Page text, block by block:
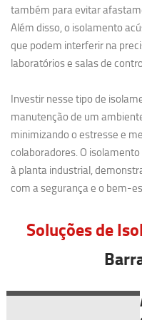
também para evitar
Além disso, o isolamento
que podem interferir na
laboratórios e salas de
Investir nesse tipo de
manutenção de um
minimizando o estresse e
colaboradores. O
à planta industrial,
com a segurança e o bem-
Soluções de